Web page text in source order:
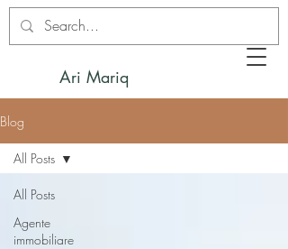
Ari Mariq
Blog
All Posts
Agente
immobiliare
All Posts